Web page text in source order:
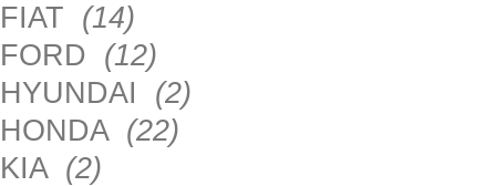
FIAT (14)
FORD (12)
HYUNDAI (2)
HONDA (22)
KIA (2)